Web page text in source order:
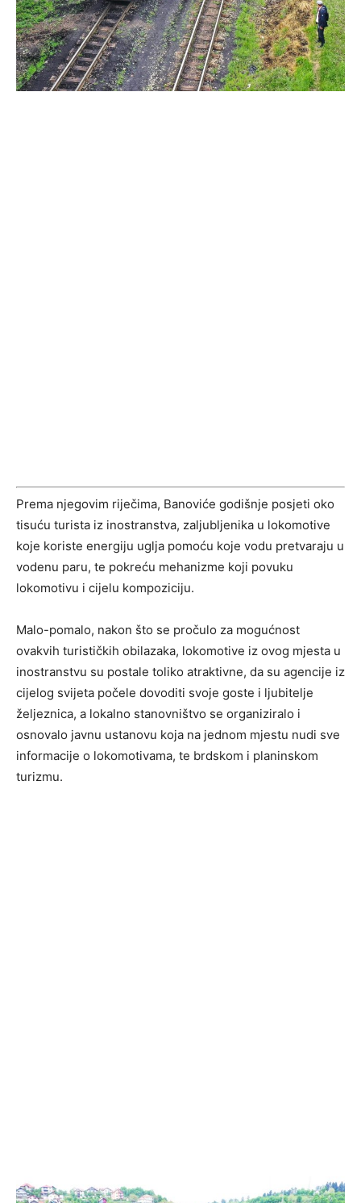
Prema njegovim riječima, Banoviće godišnje posjeti oko
tisuću turista iz inostranstva, zaljubljenika u lokomotive
koje koriste energiju uglja pomoću koje vodu pretvaraju u
vodenu paru, te pokreću mehanizme koji povuku
lokomotivu i cijelu kompoziciju.
Malo-pomalo, nakon što se pročulo za mogućnost
ovakvih turističkih obilazaka, lokomotive iz ovog mjesta u
inostranstvu su postale toliko atraktivne, da su agencije iz
cijelog svijeta počele dovoditi svoje goste i ljubitelje
željeznica, a lokalno stanovništvo se organiziralo i
osnovalo javnu ustanovu koja na jednom mjestu nudi sve
informacije o lokomotivama, te brdskom i planinskom
turizmu.